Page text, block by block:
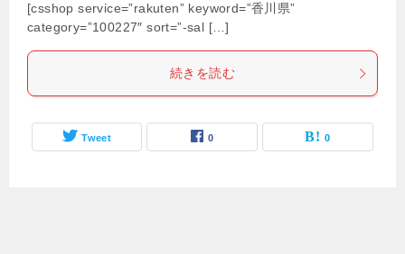
[csshop service=”rakuten” keyword=”香川県”
category=”100227″ sort=”-sal […]
続きを読む
Tweet 0 0